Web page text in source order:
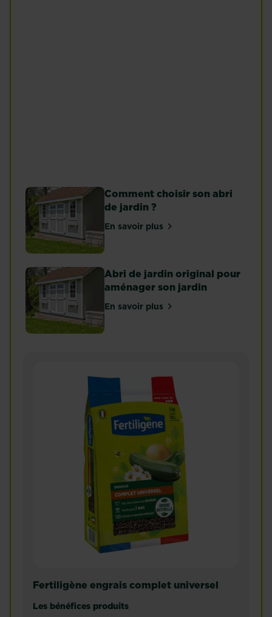
Comment choisir son abri
de jardin ?
En savoir plussur Comment choisir son abri
Abri de jardin original pour
aménager son jardin
En savoir plussur Abri de jardin original
Fertiligène engrais complet universel
Les bénéfices produits